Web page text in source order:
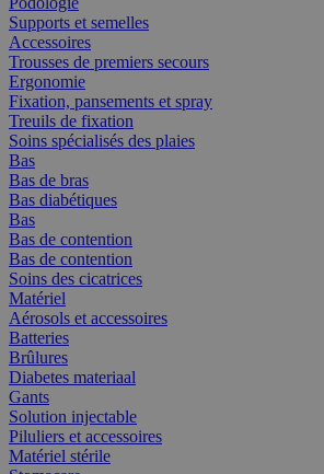
Supports et semelles
Accessoires
Trousses de premiers secours
Ergonomie
Fixation, pansements et spray
Treuils de fixation
Soins spécialisés des plaies
Bas
Bas de bras
Bas diabétiques
Bas
Bas de contention
Bas de contention
Soins des cicatrices
Matériel
Aérosols et accessoires
Batteries
Brûlures
Diabetes materiaal
Gants
Solution injectable
Piluliers et accessoires
Matériel stérile